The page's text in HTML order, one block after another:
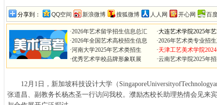
分享到： QQ空间 新浪微博 搜狐微博 人人网 开心网 百
·2026年艺术留学招生信息总汇
·2026年全国艺术高校招生信息
·河南大学2025年艺术类招生
·优秀艺术学校品牌形象联展
·大连艺术学院2025年
·2026年艺术类专业招
·天津工艺美术学院
·云南艺术学院2025年
12月1日，新加坡科技设计大学（
张道昌、副教务长杨杰圣一行访问我校。濮励杰校长助理热情会见来